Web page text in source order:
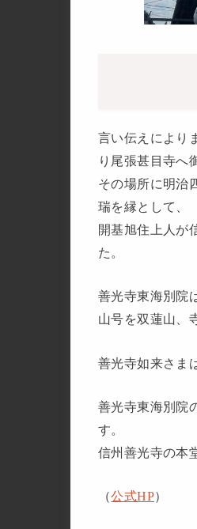
言い伝えにより
り尾張甚目寺へ
その場所に明治
瑞を縁として、
開基旭住上人が
た。
善光寺東海別院
山号を双蓮山、
善光寺如来さま
善光寺東海別院
す。
信州善光寺の本
（公式HP）